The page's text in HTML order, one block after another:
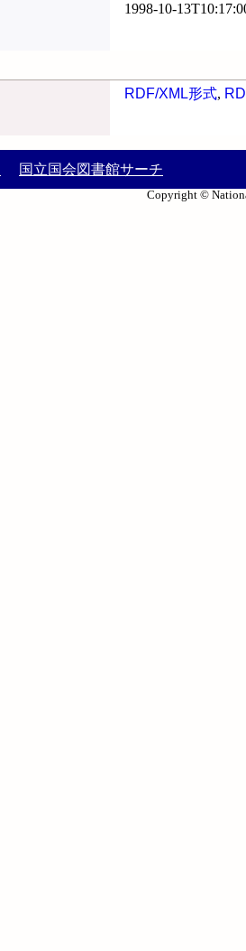
1998-10-
RDF/XML形式,
国立国会図書館サーチ
Copyright ©